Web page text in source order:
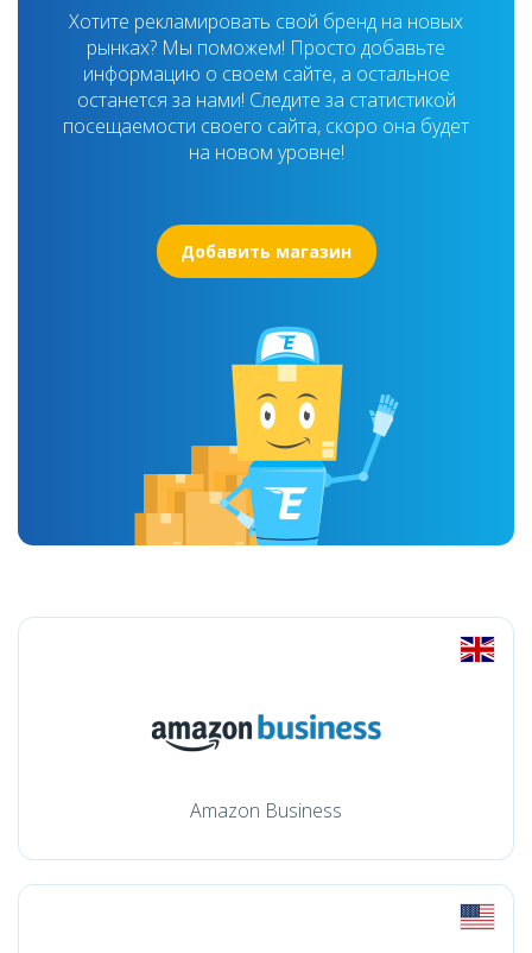
Хотите рекламировать свой бренд на новых
рынках? Мы поможем! Просто добавьте
информацию о своем сайте, а остальное
останется за нами! Следите за статистикой
посещаемости своего сайта, скоро она будет
на новом уровне!
Добавить магазин
Amazon Business